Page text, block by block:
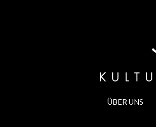
ÜBER UNS